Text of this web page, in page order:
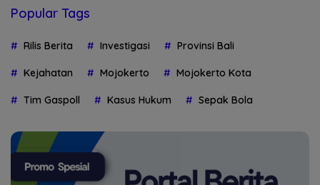
Popular Tags
Rilis Berita Investigasi Provinsi Bali
Kejahatan Mojokerto Mojokerto Kota
Tim Gaspoll Kasus Hukum Sepak Bola